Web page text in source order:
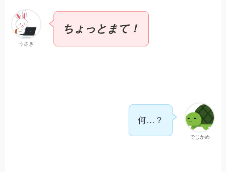
うさぎ
ちょっとまて！
でじかめ
何…？